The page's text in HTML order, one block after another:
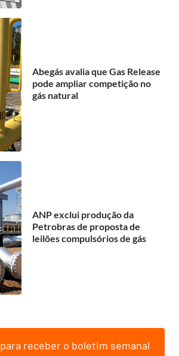
Abegás avalia que Gas Release
pode ampliar competição no
gás natural
ANP exclui produção da
Petrobras de proposta de
leilões compulsórios de gás
para receber o boletim semanal